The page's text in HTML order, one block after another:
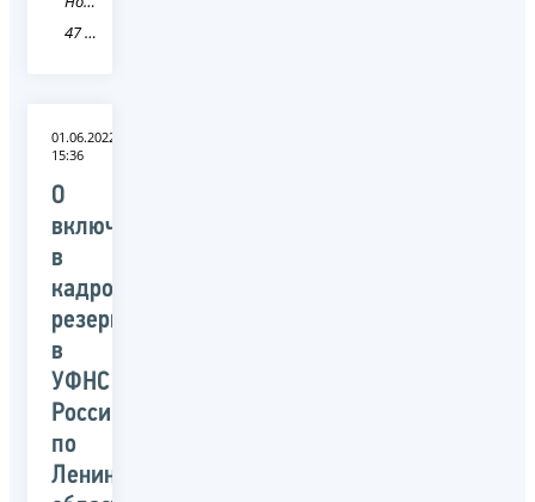
47 Ленинградская область
01.06.2022
15:36
О
включении
в
кадровый
резерв
в
УФНС
России
по
Ленинградской